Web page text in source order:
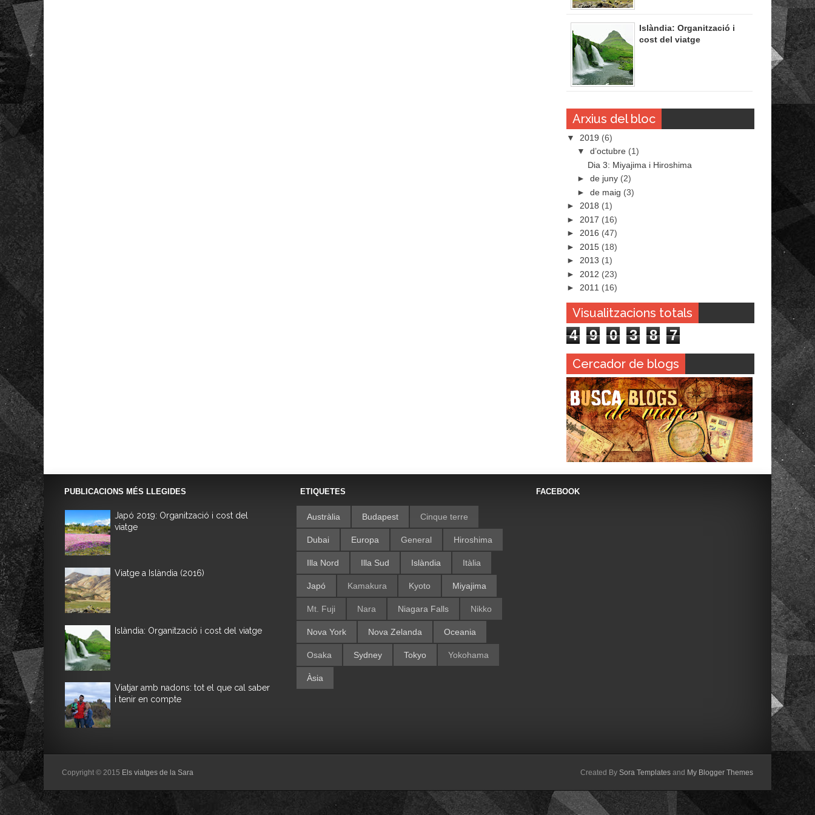
Islàndia: Organització i
cost del viatge
Arxius del bloc
▼ 2019 (6)
▼ d’octubre (1)
Dia 3: Miyajima i Hiroshima
► de juny (2)
► de maig (3)
► 2018 (1)
► 2017 (16)
► 2016 (47)
► 2015 (18)
► 2013 (1)
► 2012 (23)
► 2011 (16)
Visualitzacions totals
4 9 0 3 8 7
Cercador de blogs
PUBLICACIONS MÉS LLEGIDES
Japó 2019: Organització i cost del
viatge
Viatge a Islàndia (2016)
Islàndia: Organització i cost del viatge
Viatjar amb nadons: tot el que cal saber
i tenir en compte
ETIQUETES
Austràlia Budapest Cinque terre
Dubai Europa General Hiroshima
Illa Nord Illa Sud Islàndia Itàlia
Japó Kamakura Kyoto Miyajima
Mt. Fuji Nara Niagara Falls Nikko
Nova York Nova Zelanda Oceania
Osaka Sydney Tokyo Yokohama
Àsia
FACEBOOK
Copyright © 2015 Els viatges de la Sara Created By Sora Templates and My Blogger Themes